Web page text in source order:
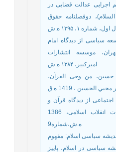
اجرایی عدالت قضایی در
دوفصلنامه حقوق
سیاسی از دیدگاه امام
موسسه ‌انتشارات‌
امیرکبیر، ۱۳۸۴ ه.ش
من وحی القرآن،
الحسين ، 1419 ه.ق
از دیدگاه قرآن و
روایات،فصلنامه مطالعات انقلاب اسلامی، 1386
ه.ش،شماره9
سیاسی اسلام: مفهوم
سیاسی در اسلام، پاییز